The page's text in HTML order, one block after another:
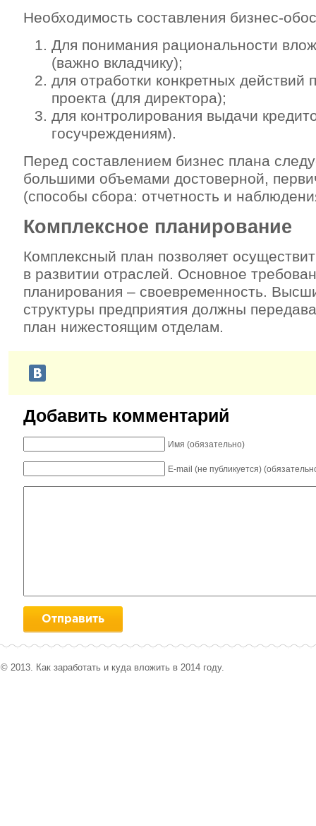
Необходимость составления бизнес-
Для понимания рациональности
(важно вкладчику);
для отработки конкретных действий
проекта (для директора);
для контролирования выдачи
госучреждениям).
Перед составлением бизнес плана
большими объемами достоверной,
(способы сбора: отчетность и
Комплексное планирование
Комплексный план позволяет
в развитии отраслей. Основное
планирования – своевременность.
структуры предприятия должны
план нижестоящим отделам.
Добавить комментарий
Имя (обязательно)
E-mail (не публикуется)
© 2013. Как заработать и куда вложить в 2014 году.